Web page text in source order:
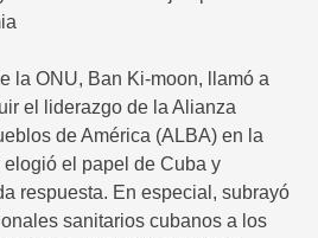
la ONU, Ban Ki-moon, llamó a
el liderazgo de la Alianza
de América (ALBA) en la
elogió el papel de Cuba y
respuesta. En especial, subrayó
sanitarios cubanos a los